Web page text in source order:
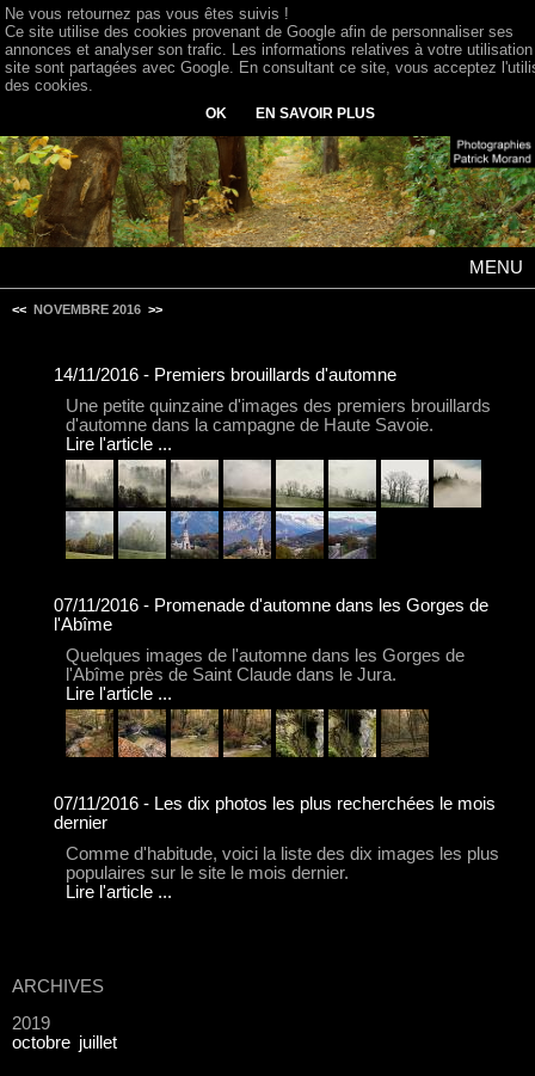
MENU
<< NOVEMBRE 2016 >>
14/11/2016 - Premiers brouillards d'automne
Une petite quinzaine d'images des premiers brouillards
d'automne dans la campagne de Haute Savoie.
Lire l'article ...
07/11/2016 - Promenade d'automne dans les Gorges de
l'Abîme
Quelques images de l'automne dans les Gorges de
l'Abîme près de Saint Claude dans le Jura.
Lire l'article ...
07/11/2016 - Les dix photos les plus recherchées le mois
dernier
Comme d'habitude, voici la liste des dix images les plus
populaires sur le site le mois dernier.
Lire l'article ...
ARCHIVES
2019
octobre juillet
Ne vous retournez pas vous êtes suivis !
Ce site utilise des cookies provenant de Google afin de personnaliser ses
annonces et analyser son trafic. Les informations relatives à votre
site sont partagées avec Google. En consultant ce site, vous acceptez
des cookies.
OK EN SAVOIR PLUS